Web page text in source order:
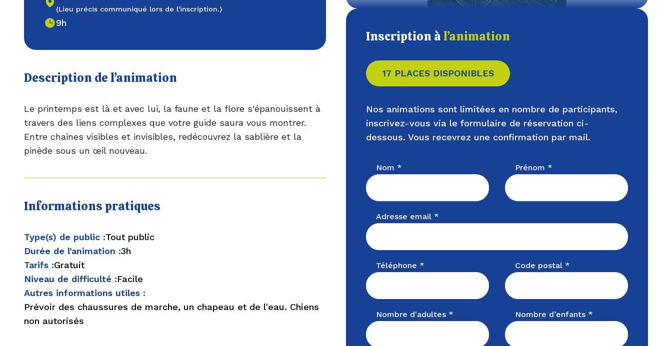
(Lieu précis communiqué lors de l'inscription.)
9h
Description de l’animation
Le printemps est là et avec lui, la faune et la flore s'épanouissent à
travers des liens complexes que votre guide saura vous montrer.
Entre chaines visibles et invisibles, redécouvrez la sablière et la
pinède sous un œil nouveau.
Informations pratiques
Type(s) de public :Tout public
Durée de l’animation :3h
Tarifs :Gratuit
Niveau de difficulté :Facile
Autres informations utiles :
Prévoir des chaussures de marche, un chapeau et de l'eau. Chiens
non autorisés
Inscription àl’animation
17 PLACES DISPONIBLES
Nos animations sont limitées en nombre de participants,
inscrivez-vous via le formulaire de réservation ci-
dessous. Vous recevrez une confirmation par mail.
Nom * Prénom *
Adresse email *
Téléphone * Code postal *
Nombre d'adultes * Nombre d’enfants *